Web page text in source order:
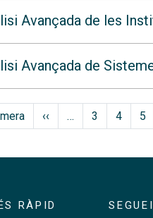
Avançada de les
Avançada de
Primera pàgina
‹‹ Pàgina anterior
… 3 4 5
RÀPID